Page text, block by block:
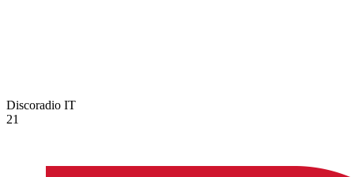
Discoradio IT
21